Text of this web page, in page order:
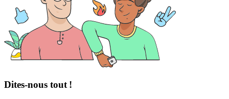
Dites-nous tout !